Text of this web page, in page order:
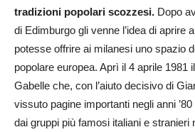
tradizioni popolari scozzesi. Dopo
di Edimburgo gli venne l’idea di aprire
potesse offrire ai milanesi uno spazio
popolare europea. Aprì il 4 aprile 1981
Gabelle che, con l’aiuto decisivo di
vissuto pagine importanti negli anni
dai gruppi più famosi italiani e stranieri